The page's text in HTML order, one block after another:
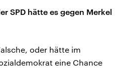
SPD hätte es gegen Merkel
oder hätte im
eine Chance